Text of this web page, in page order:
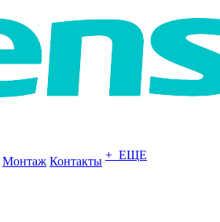
Монтаж Контакты + ЕЩЕ